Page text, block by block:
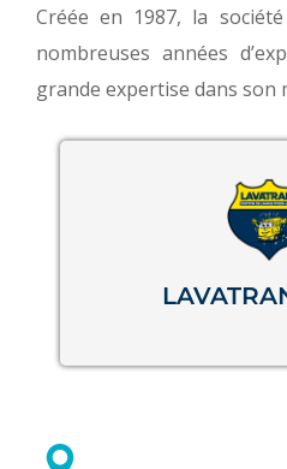
Créée en 1987, la société
nombreuses années
grande expertise dans son